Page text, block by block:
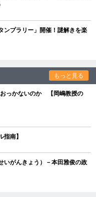
ンプラリー」開催！謎解きを楽
もっと見る
っかないのか 【岡嶋教授の
南】
がんきょう）－本田雅俊の政